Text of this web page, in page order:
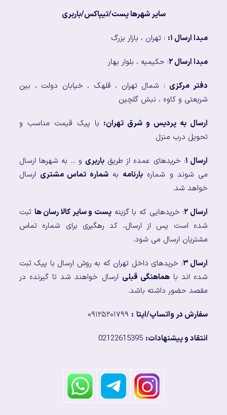
سایر شهرها پست/تیپاکس/باربری
مبدا ارسال ۱: : تهران ، بازار بزرگ
مبدا ارسال ۲ : حکیمیه ، بلوار بهار
دفتر مرکزی : شمال تهران ، قلهک ، خیابان دولت ، بین
شریعتی و کاوه ، نبش گلچین
ارسال به پردیس و شرق تهران: با پیک قیمت مناسب و
تحویل درب منزل
ارسال ۱ : خریدهای عمده از طریقباربری و ... به شهرها ارسال
می شوند و شماره بارنامه بهشماره تماس مشتری ارسال
خواهد شد.
ارسال ۲ : خریدهایی که با گزینه پست و سایر کالا رسان ها ثبت
شده است پس از ارسال، کد رهگیری برای شماره تماس
مشتریان ارسال می شود.
ارسال ۳
: خریدهای داخل تهران که به روش ارسال با پیک ثبت
شده اند باهماهنگی قبلی ارسال خواهند شد تا گیرنده در
مقصد حضور داشته باشد.
سفارش در واتساپ/ایتا :
انتقاد و پیشنهادات: